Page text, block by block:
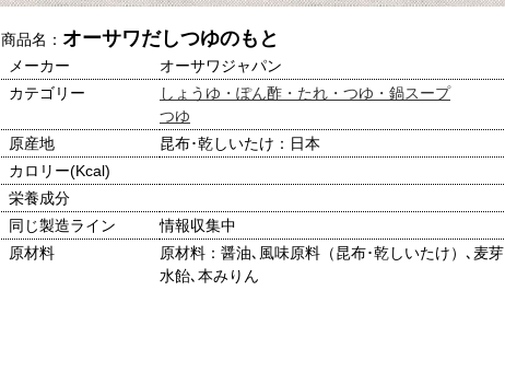
商品名： オーサワだしつゆのもと
メーカー
オーサワジャパン
カテゴリー
しょうゆ・ぽん酢・たれ・つゆ・鍋スープ
つゆ
原産地
昆布･乾しいたけ：日本
カロリー(Kcal)
栄養成分
同じ製造ライン
情報収集中
原材料
原材料：醤油､風味原料（昆布･乾しいたけ）､麦芽
水飴､本みりん